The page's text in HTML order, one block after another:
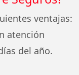
ventajas:
atención
del año.